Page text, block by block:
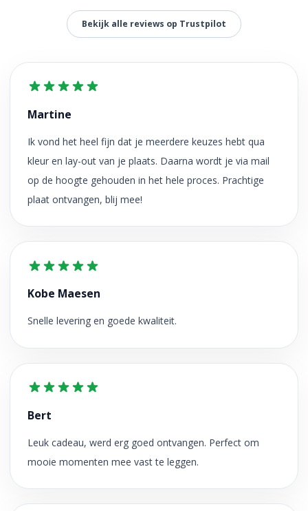
Bekijk alle reviews op Trustpilot
Martine
Ik vond het heel fijn dat je meerdere keuzes hebt qua
kleur en lay-out van je plaats. Daarna wordt je via mail
op de hoogte gehouden in het hele proces. Prachtige
plaat ontvangen, blij mee!
Kobe Maesen
Snelle levering en goede kwaliteit.
Bert
Leuk cadeau, werd erg goed ontvangen. Perfect om
mooie momenten mee vast te leggen.